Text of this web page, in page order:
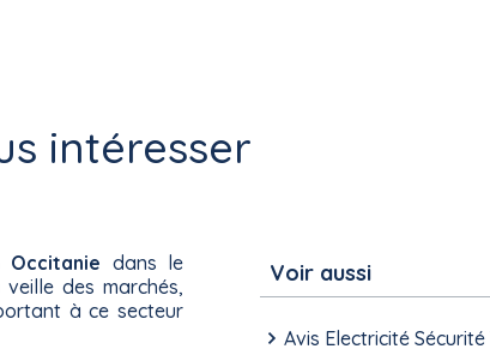
intéresser
Occitanie dans le
des marchés,
à ce secteur
Voir aussi
Avis Electricité